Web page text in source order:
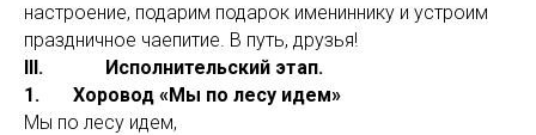
настроение, подарим подарок имениннику и устроим
праздничное чаепитие. В путь, друзья!
III. Исполнительский этап.
1. Хоровод «Мы по лесу идем»
Мы по лесу идем,